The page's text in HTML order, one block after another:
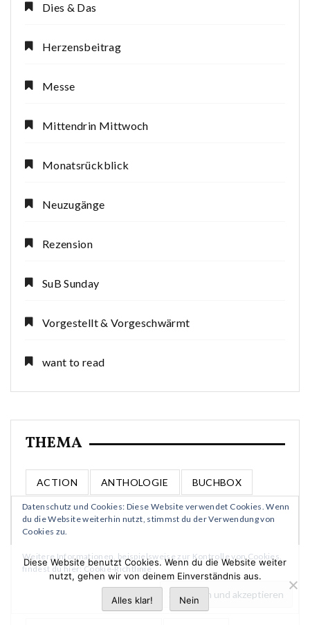
Dies & Das
Herzensbeitrag
Messe
Mittendrin Mittwoch
Monatsrückblick
Neuzugänge
Rezension
SuB Sunday
Vorgestellt & Vorgeschwärmt
want to read
THEMA
ACTION ANTHOLOGIE BUCHBOX
BUCHVERFILMUNG COMIC DC
ENGLISH BOOK FANTASY GEIST
GRAPHIC NOVEL GRUSEL HEXEN
Datenschutz und Cookies: Diese Website verwendet Cookies. Wenn
du die Website weiterhin nutzt, stimmst du der Verwendung von
Cookies zu.
Weitere Informationen, beispielsweise zur Kontrolle von Cookies,
findest du hier:Cookie-Richtlinie
Diese Website benutzt Cookies. Wenn du die Website weiter
nutzt, gehen wir von deinem Einverständnis aus.
Alles klar! Nein